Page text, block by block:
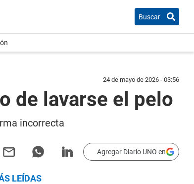
Buscar
24 de mayo de 2026 - 03:56
de lavarse el pelo
incorrecta
Agregar Diario UNO en
LEÍDAS